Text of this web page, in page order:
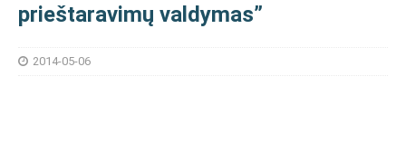
prieštaravimų valdymas”
2014-05-06